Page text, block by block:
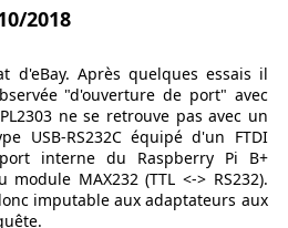
2018
d'eBay. Après quelques essais il
"d'ouverture de port" avec
ne se retrouve pas avec un
USB-RS232C équipé d'un FTDI
interne du Raspberry Pi B+
MAX232 (TTL <-> RS232).
imputable aux adaptateurs aux